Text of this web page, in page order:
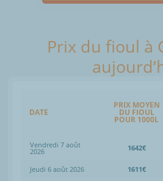
Prix du fioul à
DATE
PRIX MOYEN
DU FIOUL
POUR 1000L
Vendredi 7 août
2026 1642€
Jeudi 6 août 2026 1611€